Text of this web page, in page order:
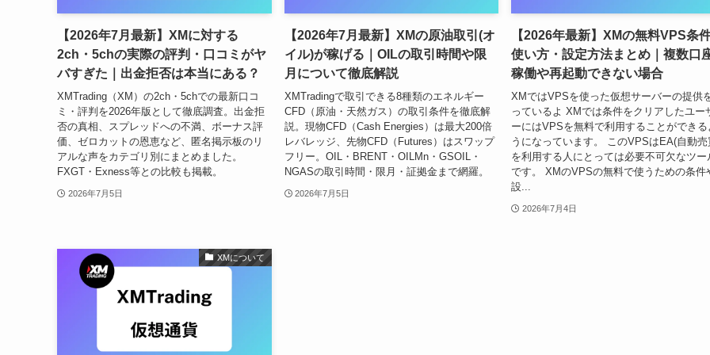
【2026年7月最新】XMに対する
2ch・5chの実際の評判・口コミがヤ
バすぎた｜出金拒否は本当にある？
XMTrading（XM）の2ch・5chでの最新口コ
ミ・評判を2026年版として徹底調査。出金拒
否の真相、スプレッドへの不満、ボーナス評
価、ゼロカットの恩恵など、匿名掲示板のリ
アルな声をカテゴリ別にまとめました。
FXGT・Exness等との比較も掲載。
2026年7月5日
【2026年7月最新】XMの原油取引(オ
イル)が稼げる｜OILの取引時間や限
月について徹底解説
XMTradingで取引できる8種類のエネルギー
CFD（原油・天然ガス）の取引条件を徹底解
説。現物CFD（Cash Energies）は最大200倍
レバレッジ、先物CFD（Futures）はスワップ
フリー。OIL・BRENT・OILMn・GSOIL・
NGASの取引時間・限月・証拠金まで網羅。
2026年7月5日
【2026年最新】XMの無料VPS条
使い方・設定方法まとめ｜複数口
稼働や再起動できない場合
XMではVPSを使った仮想サーバーの提供
っているよ XMでは条件をクリアしたユー
ーにはVPSを無料で利用することができる
うになっています。 このVPSはEA(自動売
を利用する人にとっては必要不可欠なツー
です。 XMのVPSの無料で使うための条件
設...
2026年7月4日
XMについて